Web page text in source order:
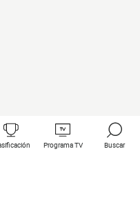
Programa TV Buscar